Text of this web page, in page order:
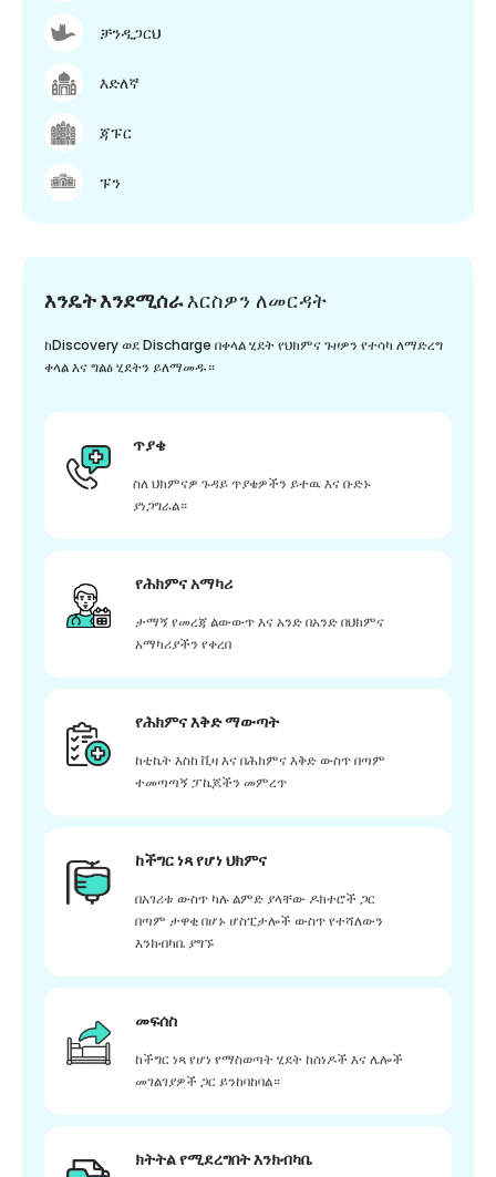
ቻንዲጋርህ
እድለኛ
ጃፑር
ፑን
እንዴት እንደሚሰራእርስዎን ለመርዳት
ከDiscovery ወደ Discharge በቀላል ሂደት የህክምና ጉዞዎን የተሳካ ለማድረግ
ቀላል እና ግልፅ ሂደትን ይለማመዱ።
ጥያቄ
ስለ ህክምናዎ ጉዳይ ጥያቄዎችን ይተዉ እና ቡድኑ
ያነጋግራል።
የሕክምና አማካሪ
ታማኝ የመረጃ ልውውጥ እና አንድ በአንድ በህክምና
አማካሪያችን የቀረበ
የሕክምና እቅድ ማውጣት
ከቲኬት እስከ ቪዛ እና በሕክምና እቅድ ውስጥ በጣም
ተመጣጣኝ ፓኬጆችን መምረጥ
ከችግር ነጻ የሆነ ህክምና
በአገሪቱ ውስጥ ካሉ ልምድ ያላቸው ዶክተሮች ጋር
በጣም ታዋቂ በሆኑ ሆስፒታሎች ውስጥ የተሻለውን
እንክብካቤ ያግኙ
መፍሰስ
ከችግር ነጻ የሆነ የማስወጣት ሂደት ከሰነዶች እና ሌሎች
መገልገያዎች ጋር ይንከባከባል።
ክትትል የሚደረግበት እንክብካቤ